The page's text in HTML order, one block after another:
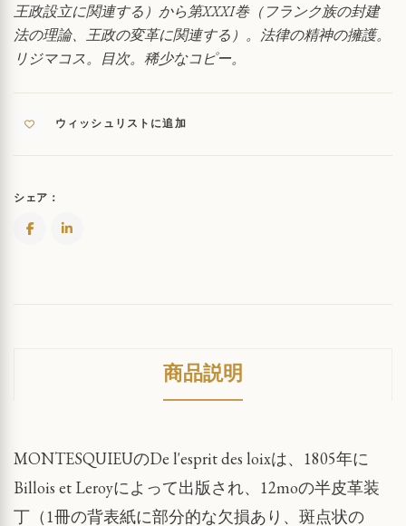
王政設立に関連する）から第XXXI巻（フランク族の封建
法の理論、王政の変革に関連する）。法律の精神の擁護。
リジマコス。目次。稀少なコピー。
ウィッシュリストに追加
シェア：
商品説明
MONTESQUIEUのDe l'esprit des loixは、1805年に
Billois et Leroyによって出版され、12moの半皮革装
丁（1冊の背表紙に部分的な欠損あり、斑点状の